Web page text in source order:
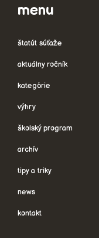
menu
štatút súťaže
aktuálny ročník
kategórie
výhry
školský program
archív
tipy a triky
news
kontakt